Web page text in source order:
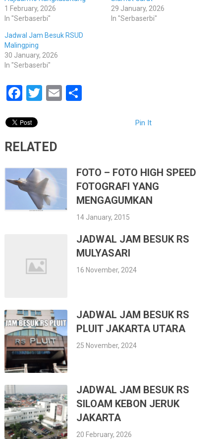
1 February, 2026
In "Serbaserbi"
29 January, 2026
In "Serbaserbi"
Jadwal Jam Besuk RSUD
Malingping
30 January, 2026
In "Serbaserbi"
Facebook
Twitter
Email
Pin It
RELATED
FOTO – FOTO HIGH SPEED
FOTOGRAFI YANG
MENGAGUMKAN
14 January, 2015
JADWAL JAM BESUK RS
MULYASARI
16 November, 2024
JADWAL JAM BESUK RS
PLUIT JAKARTA UTARA
25 November, 2024
JADWAL JAM BESUK RS
SILOAM KEBON JERUK
JAKARTA
20 February, 2026